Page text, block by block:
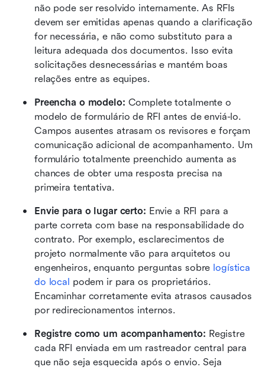
não pode ser resolvido internamente. As RFIs
devem ser emitidas apenas quando a clarificação
for necessária, e não como substituto para a
leitura adequada dos documentos. Isso evita
solicitações desnecessárias e mantém boas
relações entre as equipes.
Preencha o modelo: Complete totalmente o
modelo de formulário de RFI antes de enviá-lo.
Campos ausentes atrasam os revisores e forçam
comunicação adicional de acompanhamento. Um
formulário totalmente preenchido aumenta as
chances de obter uma resposta precisa na
primeira tentativa.
Envie para o lugar certo: Envie a RFI para a
parte correta com base na responsabilidade do
contrato. Por exemplo, esclarecimentos de
projeto normalmente vão para arquitetos ou
engenheiros, enquanto perguntas sobre logística
do local podem ir para os proprietários.
Encaminhar corretamente evita atrasos causados
por redirecionamentos internos.
Registre como um acompanhamento: Registre
cada RFI enviada em um rastreador central para
que não seja esquecida após o envio. Seja